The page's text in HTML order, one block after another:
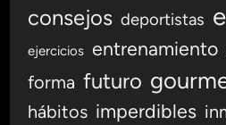
consejos deportistas
ejercicios entrenamiento
forma futuro
hábitos imperdibles